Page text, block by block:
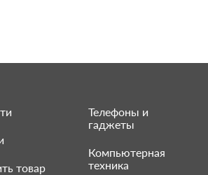
товар
Телефоны и
гаджеты
Компьютерная
техника